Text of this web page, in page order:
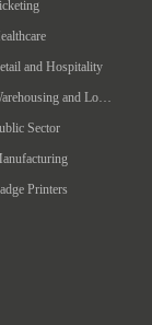
and Hospitality
Sector
Printers